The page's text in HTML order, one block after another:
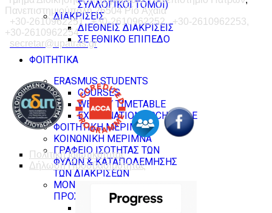
ΣΥΛΛΟΓΙΚΟΙ ΤΟΜΟΙ)
ΔΙΑΚΡΙΣΕΙΣ
ΔΙΕΘΝΕΙΣ ΔΙΑΚΡΙΣΕΙΣ
ΣΕ ΕΘΝΙΚΟ ΕΠΙΠΕΔΟ
ΦΟΙΤΗΤΙΚΑ
ERASMUS STUDENTS
COURSES
WEEKLY TIMETABLE
EXAMINATIONS SCHEDULE
ΦΟΙΤΗΤΙΚΗ ΜΕΡΙΜΝΑ
ΚΟΙΝΩΝΙΚΗ ΜΕΡΙΜΝΑ
ΓΡΑΦΕΙΟ ΙΣΟΤΗΤΑΣ ΤΩΝ
ΦΥΛΩΝ & ΚΑΤΑΠΟΛΕΜΗΣΗΣ
ΤΩΝ ΔΙΑΚΡΙΣΕΩΝ
ΜΟΝΑΔΑ ΙΣΟΤΙΜΗΣ
ΠΡΟΣΒΑΣΗΣ
Πανεπιστημιούπολη 26504 Ρίο Αχαΐα
+30-2610962251 , +30-2610962252 , +30-2610962253,
+30-2610962254
secretar@upatras.gr
Πολιτική Ιδιωτικοτητας
Δήλωση Προσβασιμότητας